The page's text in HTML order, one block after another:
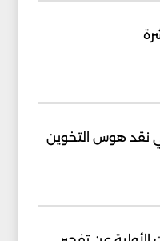
نقد هوس التخوين